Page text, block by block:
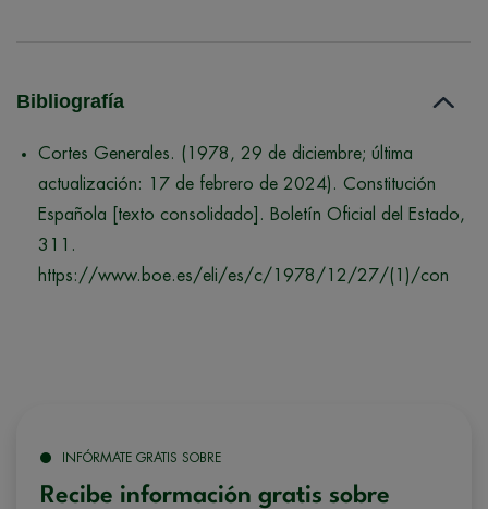
Bibliografía
Cortes Generales. (1978, 29 de diciembre; última
actualización: 17 de febrero de 2024). Constitución
Española [texto consolidado]. Boletín Oficial del Estado,
311.
https://www.boe.es/eli/es/c/1978/12/27/(1)/con
INFÓRMATE GRATIS SOBRE
Recibe información gratis sobre